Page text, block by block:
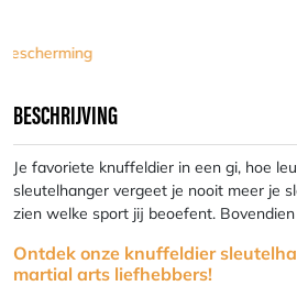
Verzending
BESCHRIJVING
Je favoriete knuffeldier in een gi, hoe
sleutelhanger vergeet je nooit meer je
zien welke sport jij beoefent.
Ontdek onze knuffeldier
martial arts liefhebbers!